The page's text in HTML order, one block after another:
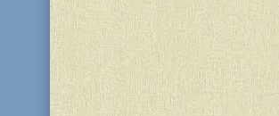
В воскресенье, 22 мая,
выездное заседание женского